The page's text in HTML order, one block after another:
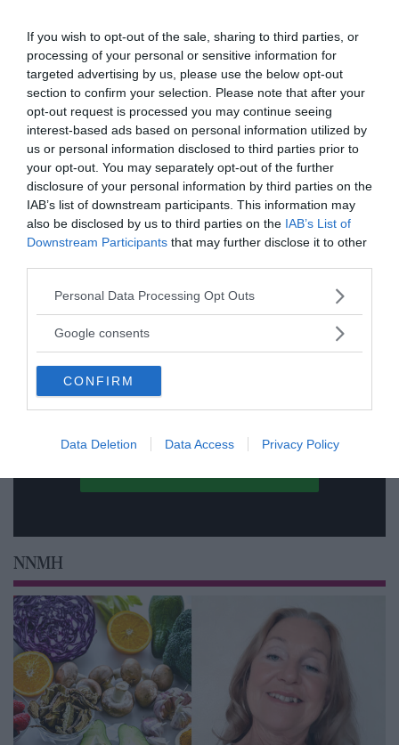
If you wish to opt-out of the sale, sharing to third parties, or
processing of your personal or sensitive information for
targeted advertising by us, please use the below opt-out
section to confirm your selection. Please note that after your
opt-out request is processed you may continue seeing
interest-based ads based on personal information utilized by
us or personal information disclosed to third parties prior to
your opt-out. You may separately opt-out of the further
disclosure of your personal information by third parties on the
IAB’s list of downstream participants. This information may
also be disclosed by us to third parties on the IAB’s List of
Downstream Participants that may further disclose it to other
Please note that this website/app uses one or more Google
not limited to your visit or usage behaviour. You may click to
use your data for below specified purposes in below Google
consent section.
Personal Data Processing Opt Outs
Google consents
CONFIRM
Data Deletion Data Access Privacy Policy
Tankesmedjan Kreaprenör: En
plan för Sverige är redan
lanserad av ett parti
Stöd NewsVoice
Prenumerera
Få NewsVoice nyhets-mail
NNMH